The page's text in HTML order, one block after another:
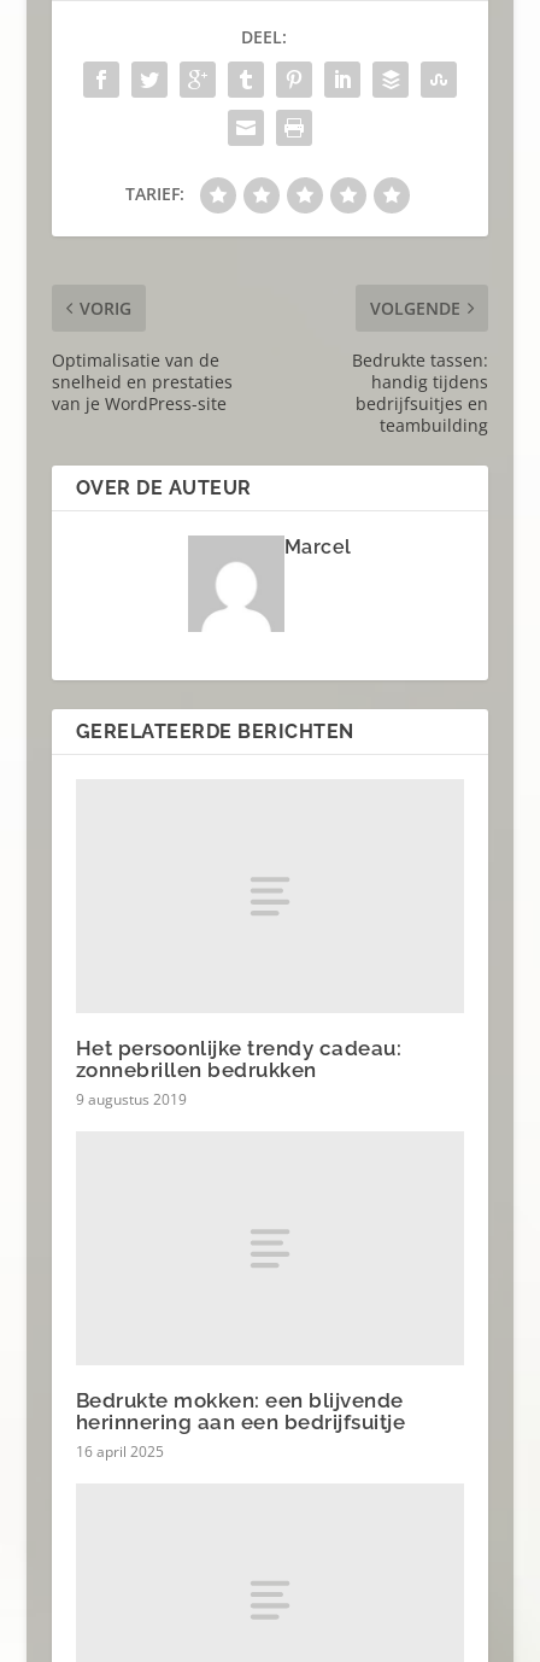
DEEL:
TARIEF:
VORIG
Optimalisatie van de
snelheid en prestaties
van je WordPress-site
VOLGENDE
Bedrukte tassen:
handig tijdens
bedrijfsuitjes en
teambuilding
OVER DE AUTEUR
Marcel
GERELATEERDE BERICHTEN
Het persoonlijke trendy cadeau:
zonnebrillen bedrukken
9 augustus 2019
Bedrukte mokken: een blijvende
herinnering aan een bedrijfsuitje
16 april 2025